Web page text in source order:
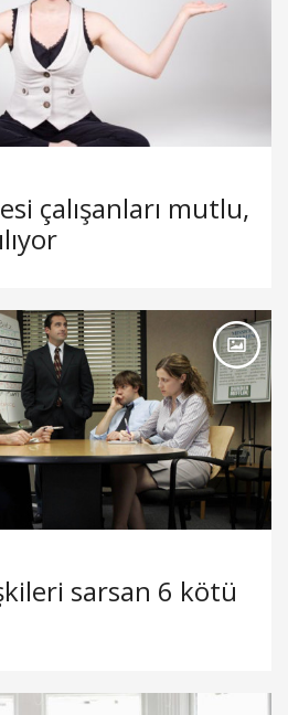
çalışanları mutlu,
sarsan 6 kötü